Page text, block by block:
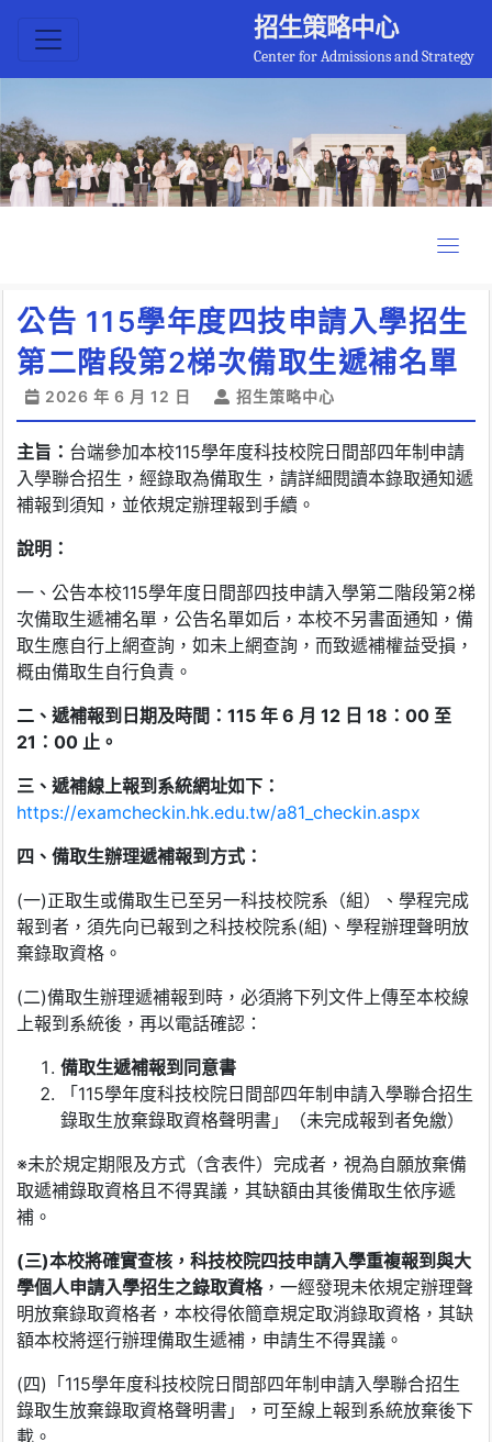
招生策略中心
Center for Admissions and Strategy
公告 115學年度四技申請入學招生
第二階段第2梯次備取生遞補名單
2026 年 6 月 12 日 招生策略中心
主旨： 台端參加本校115學年度科技校院日間部四年制申請
入學聯合招生，經錄取為備取生，請詳細閱讀本錄取通知遞
補報到須知，並依規定辦理報到手續。
說明：
一、公告本校115學年度日間部四技申請入學第二階段第2梯
次備取生遞補名單，公告名單如后，本校不另書面通知，備
取生應自行上網查詢，如未上網查詢，而致遞補權益受損，
概由備取生自行負責。
二、遞補報到 日期及時間： 115 年 6 月 12 日 18 ： 00 至
21 ： 00 止。
三、遞補線上報到系統網址如下：
https://examcheckin.hk.edu.tw/a81_checkin.aspx
四、備取生辦理遞補報到方式：
(一)正取生或備取生已至另一科技校院系（組）、學程完成
報到者，須先向已報到之科技校院系(組)、學程辦理聲明放
棄錄取資格。
(二)備取生辦理遞補報到時，必須將下列文件上傳至本校線
上報到系統後，再以電話確認：
備取生遞補報到同意書
「115學年度科技校院日間部四年制申請入學聯合招生
錄取生放棄錄取資格聲明書」（未完成報到者免繳）
※未於規定期限及方式（含表件）完成者，視為自願放棄備
取遞補錄取資格且不得異議，其缺額由其後備取生依序遞
補。
(三)本校將確實查核，科技校院四技申請入學重複報到與大
學個人申請入學招生之錄取資格，一經發現未依規定辦理聲
明放棄錄取資格者，本校得依簡章規定取消錄取資格，其缺
額本校將逕行辦理備取生遞補，申請生不得異議。
(四)「115學年度科技校院日間部四年制申請入學聯合招生
錄取生放棄錄取資格聲明書」，可至線上報到系統放棄後下
載。